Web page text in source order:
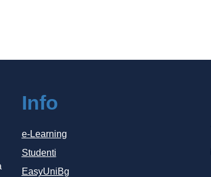
Info
e-Learning
Studenti
EasyUniBg